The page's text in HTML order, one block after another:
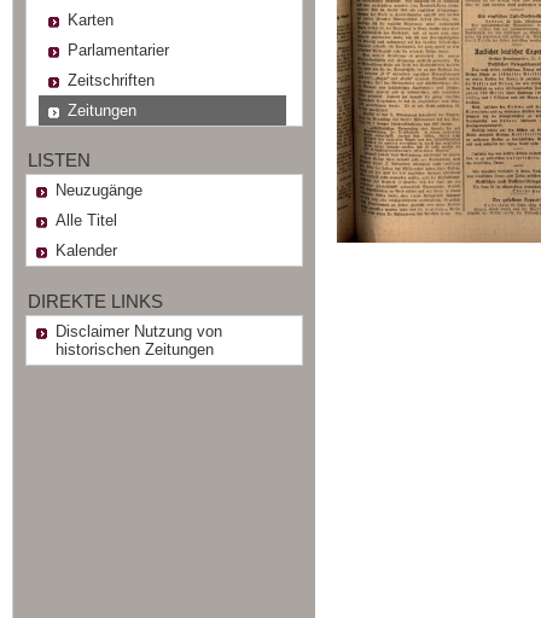
Karten
Parlamentarier
Zeitschriften
Zeitungen
LISTEN
Neuzugänge
Alle Titel
Kalender
DIREKTE LINKS
Disclaimer Nutzung von
historischen Zeitungen